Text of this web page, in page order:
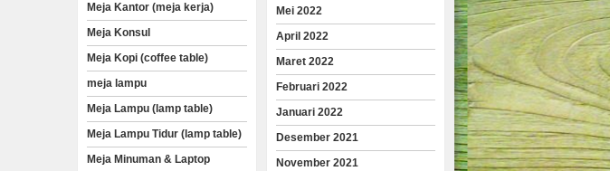
Meja Kantor (meja kerja)
Meja Konsul
Meja Kopi (coffee table)
meja lampu
Meja Lampu (lamp table)
Meja Lampu Tidur (lamp table)
Meja Minuman & Laptop
Mei 2022
April 2022
Maret 2022
Februari 2022
Januari 2022
Desember 2021
November 2021